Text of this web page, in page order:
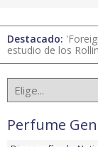
Destacado:
estudio de los
Perfume